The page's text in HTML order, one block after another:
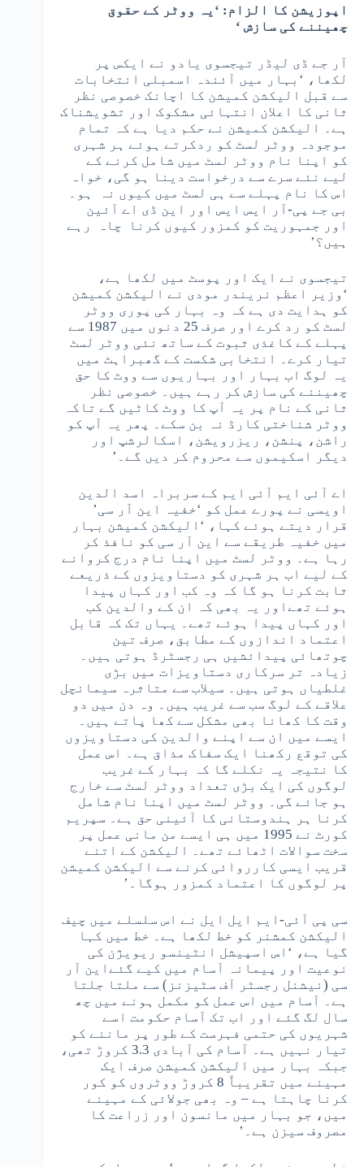
اپوزیشن کا الزام: ‘یہ ووٹر کے حقوق
چھیننے کی سازش ‘
آر جے ڈی لیڈر تیجسوی یادو نے ایکس پر
لکھا، ‘بہار میں آئندہ اسمبلی انتخابات
سے قبل الیکشن کمیشن کا اچانک خصوصی نظر
ثانی کا اعلان انتہائی مشکوک اور تشویشناک
ہے۔ الیکشن کمیشن نے حکم دیا ہے کہ تمام
موجودہ ووٹر لسٹ کو ردکرتے ہوئے ہر شہری
کو اپنا نام ووٹر لسٹ میں شامل کرنے کے
لیے نئے سرے سے درخواست دینا ہو گی، خواہ
اس کا نام پہلے سے ہی لسٹ میں کیوں نہ ہو۔
بی جے پی-آر ایس ایس اور این ڈی اے آئین
اور جمہوریت کو کمزور کیوں کرنا چاہ رہے
ہیں؟’
تیجسوی نے ایک اور پوسٹ میں لکھا ہے،
‘وزیر اعظم نریندر مودی نے الیکشن کمیشن
کو ہدایت دی ہے کہ وہ بہار کی پوری ووٹر
لسٹ کو رد کرے اور صرف 25 دنوں میں 1987 سے
پہلے کے کاغذی ثبوت کے ساتھ نئی ووٹر لسٹ
تیار کرے۔ انتخابی شکست کے گھبراہٹ میں
یہ لوگ اب بہار اور بہاریوں سے ووٹ کا حق
چھیننے کی سازش کر رہے ہیں۔ خصوصی نظر
ثانی کے نام پر یہ آپ کا ووٹ کاٹیں گے تاکہ
ووٹر شناختی کارڈ نہ بن سکے۔ پھر یہ آپ کو
راشن، پنشن، ریزرویشن، اسکالرشپ اور
دیگر اسکیموں سے محروم کر دیں گے۔’
اے آئی ایم آئی ایم کے سربراہ اسد الدین
اویسی نے پورے عمل کو ‘خفیہ این آر سی’
قرار دیتے ہوئے کہا، ‘الیکشن کمیشن بہار
میں خفیہ طریقے سے این آر سی کو نافذ کر
رہا ہے۔ ووٹر لسٹ میں اپنا نام درج کروانے
کے لیے اب ہر شہری کو دستاویزوں کے ذریعے
ثابت کرنا ہو گا کہ وہ کب اور کہاں پیدا
ہوئے تھےاور یہ بھی کہ ان کے والدین کب
اور کہاں پیدا ہوئے تھے۔ یہاں تک کہ قابل
اعتماد اندازوں کے مطابق، صرف تین
چوتھائی پیدائشیں ہی رجسٹرڈ ہوتی ہیں۔
زیادہ تر سرکاری دستاویزات میں بڑی
غلطیاں ہوتی ہیں۔ سیلاب سے متاثرہ سیمانچل
علاقے کے لوگ سب سے غریب ہیں۔ وہ دن میں دو
وقت کا کھانا بھی مشکل سے کھا پاتے ہیں۔
ایسے میں ان سے اپنے والدین کی دستاویزوں
کی توقع رکھنا ایک سفاک مذاق ہے۔ اس عمل
کا نتیجہ یہ نکلے گا کہ بہار کے غریب
لوگوں کی ایک بڑی تعداد ووٹر لسٹ سے خارج
ہو جائے گی۔ ووٹر لسٹ میں اپنا نام شامل
کرنا ہر ہندوستانی کا آئینی حق ہے۔ سپریم
کورٹ نے 1995 میں ہی ایسے من مانی عمل پر
سخت سوالات اٹھائے تھے۔ الیکشن کے اتنے
قریب ایسی کارروائی کرنے سے الیکشن کمیشن
پر لوگوں کا اعتماد کمزور ہوگا۔’
سی پی آئی-ایم ایل ایل نے اس سلسلے میں چیف
الیکشن کمشنر کو خط لکھا ہے۔ خط میں کہا
گیا ہے، ‘اس اسپیشل انٹینسو ریویژن کی
نوعیت اور پیمانہ آسام میں کیے گئےاین آر
سی (نیشنل رجسٹر آف سٹیزنز) سے ملتا جلتا
ہے۔ آسام میں اس عمل کو مکمل ہونے میں چھ
سال لگ گئے اور اب تک آسام حکومت اسے
شہریوں کی حتمی فہرست کے طور پر ماننے کو
تیار نہیں ہے۔ آسام کی آبادی 3.3 کروڑ تھی،
جبکہ بہار میں الیکشن کمیشن صرف ایک
مہینے میں تقریباً 8 کروڑ ووٹروں کو کور
کرنا چاہتا ہے – وہ بھی جولائی کے مہینے
میں، جو بہار میں مانسون اور زراعت کا
مصروف سیزن ہے۔’